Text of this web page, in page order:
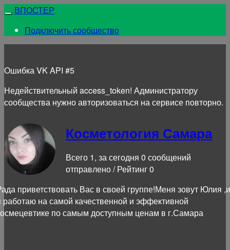
ВПОСТЕР
Подключить сообщество
Ошибка VK API #5
Недействительный access_token! Администратору
сообщества нужно авторизоваться на сервисе повторно.
Косметология Самара
Всего 1, за сегодня 0 сообщений
отправлено / Рейтинг 0
приветствовать Вас в своей группе!Меня зовут Юлия ,и
работаю на самой качественной и эффективной
по самым доступным ценам в г.Самара